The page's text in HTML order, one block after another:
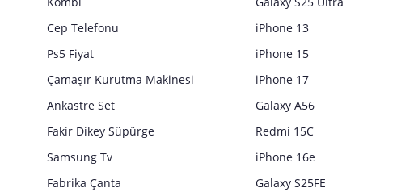
Cep Telefonu
Ps5 Fiyat
Çamaşır Kurutma Makinesi
Ankastre Set
Fakir Dikey Süpürge
Samsung Tv
Fabrika Çanta
iPhone 13
iPhone 15
iPhone 17
Galaxy A56
Redmi 15C
iPhone 16e
Galaxy S25FE